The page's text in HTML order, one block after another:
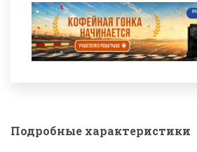
Подробные характеристики